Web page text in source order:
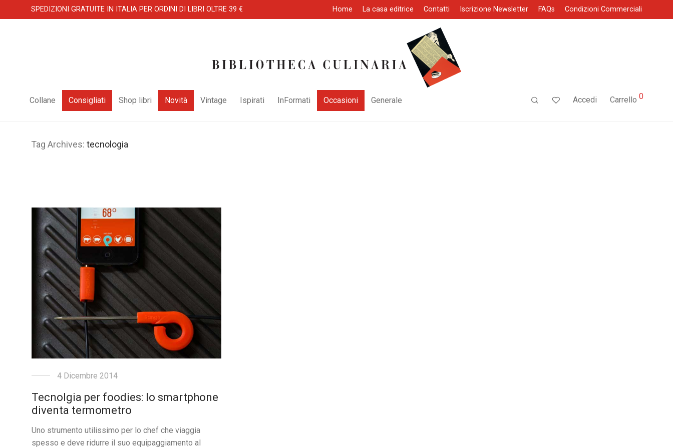
SPEDIZIONI GRATUITE IN ITALIA PER ORDINI DI LIBRI OLTRE 39 € Home La casa editrice Contatti Iscrizione Newsletter FAQs Condizioni Commerciali
Collane Consigliati Shop libri Novità Vintage Ispirati InFormati Occasioni Generale Accedi Carrello 0
Tag Archives: tecnologia
4 Dicembre 2014
Tecnolgia per foodies: lo smartphone
diventa termometro
Uno strumento utilissimo per lo chef che viaggia
spesso e deve ridurre il suo equipaggiamento al